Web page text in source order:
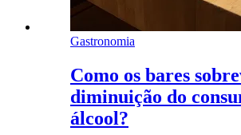
Gastronomia
Como os bares
diminuição do
álcool?